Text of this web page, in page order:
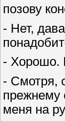
позову
- Нет,
- Хорошо.
- Смотря,
прежнему
меня на